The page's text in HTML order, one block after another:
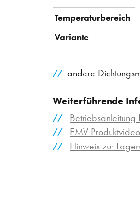
Temperaturbereich
Variante
andere
Weiterführende
Betriebsanleitung
EMV Produktvideo
Hinweis zur